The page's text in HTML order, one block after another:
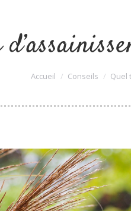
Vous êtes ici :
Accueil Conseils Quel